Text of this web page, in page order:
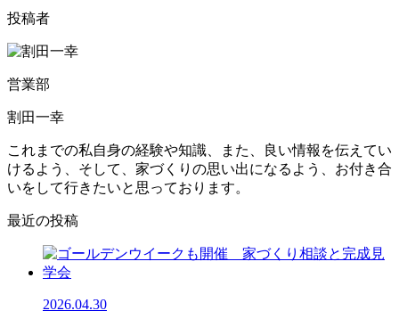
投稿者
営業部
割田一幸
これまでの私自身の経験や知識、また、良い情報を伝えてい
けるよう、そして、家づくりの思い出になるよう、お付き合
いをして行きたいと思っております。
最近の投稿
2026.04.30